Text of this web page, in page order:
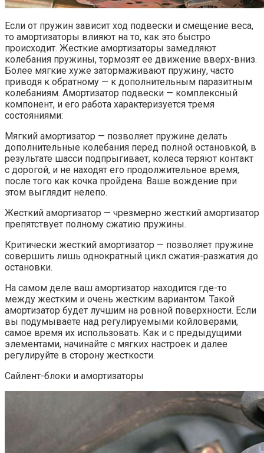
Если от пружин зависит ход подвески и смещение веса,
то амортизаторы влияют на то, как это быстро
происходит. Жесткие амортизаторы замедляют
колебания пружины, тормозят ее движение вверх-вниз.
Более мягкие хуже затормаживают пружину, часто
приводя к обратному — к дополнительным паразитным
колебаниям. Амортизатор подвески — комплексный
компонент, и его работа характеризуется тремя
состояниями:
Мягкий амортизатор — позволяет пружине делать
дополнительные колебания перед полной остановкой, в
результате шасси подпрыгивает, колеса теряют контакт
с дорогой, и не находят его продолжительное время,
после того как кочка пройдена. Ваше вождение при
этом выглядит нелепо.
Жесткий амортизатор — чрезмерно жесткий амортизатор
препятствует полному сжатию пружины.
Критически жесткий амортизатор — позволяет пружине
совершить лишь однократный цикл сжатия-разжатия до
остановки.
На самом деле ваш амортизатор находится где-то
между жестким и очень жестким вариантом. Такой
амортизатор будет лучшим на ровной поверхности. Если
вы подумываете над регулируемыми койловерами,
самое время их использовать. Как и с предыдущими
элементами, начинайте с мягких настроек и далее
регулируйте в сторону жесткости.
Сайлент-блоки и амортизаторы